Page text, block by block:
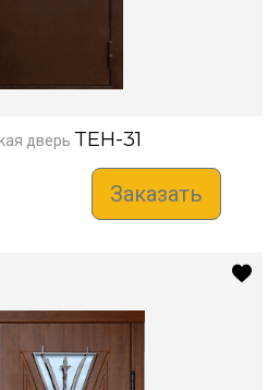
дверь TEH-31
Заказать